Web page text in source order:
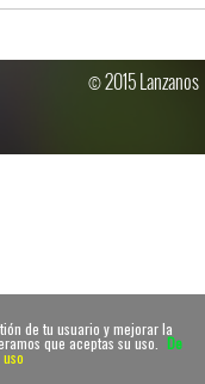
de tu usuario y mejorar la
que aceptas su uso. De
© 2015 Lanzanos